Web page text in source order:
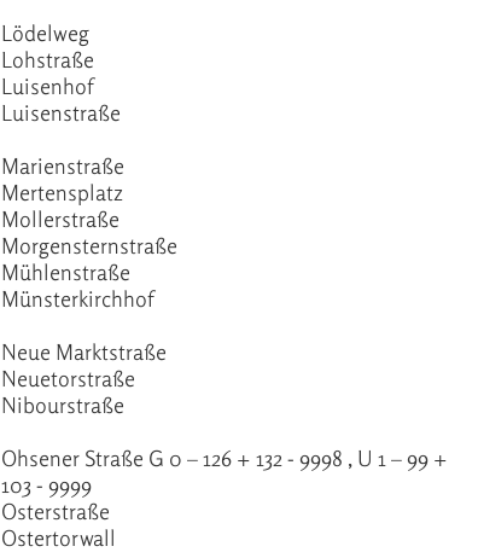
Lödelweg
Lohstraße
Luisenhof
Luisenstraße
Marienstraße
Mertensplatz
Mollerstraße
Morgensternstraße
Mühlenstraße
Münsterkirchhof
Neue Marktstraße
Neuetorstraße
Nibourstraße
Ohsener Straße G 0 – 126 + 132 - 9998 , U 1 – 99 +
103 - 9999
Osterstraße
Ostertorwall